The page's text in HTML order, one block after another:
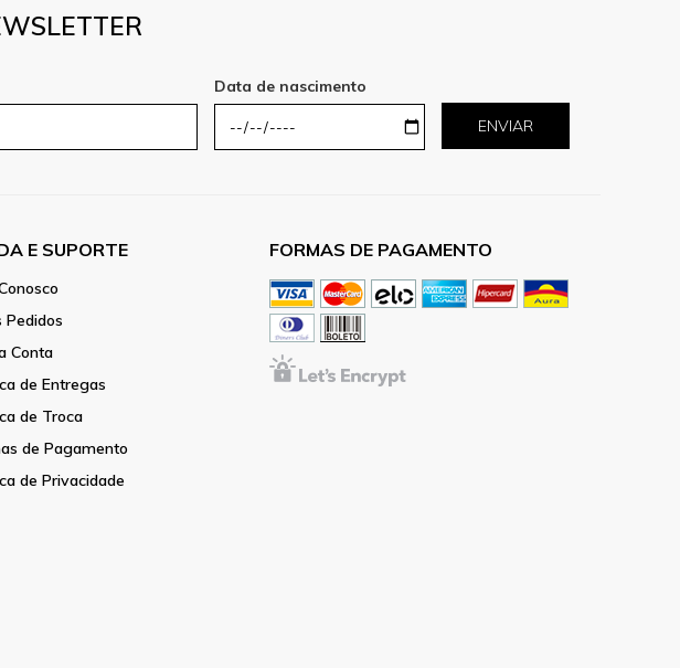
Data de nascimento
ENVIAR
E SUPORTE
Pedidos
Conta
de Entregas
de Troca
de Pagamento
de Privacidade
FORMAS DE PAGAMENTO